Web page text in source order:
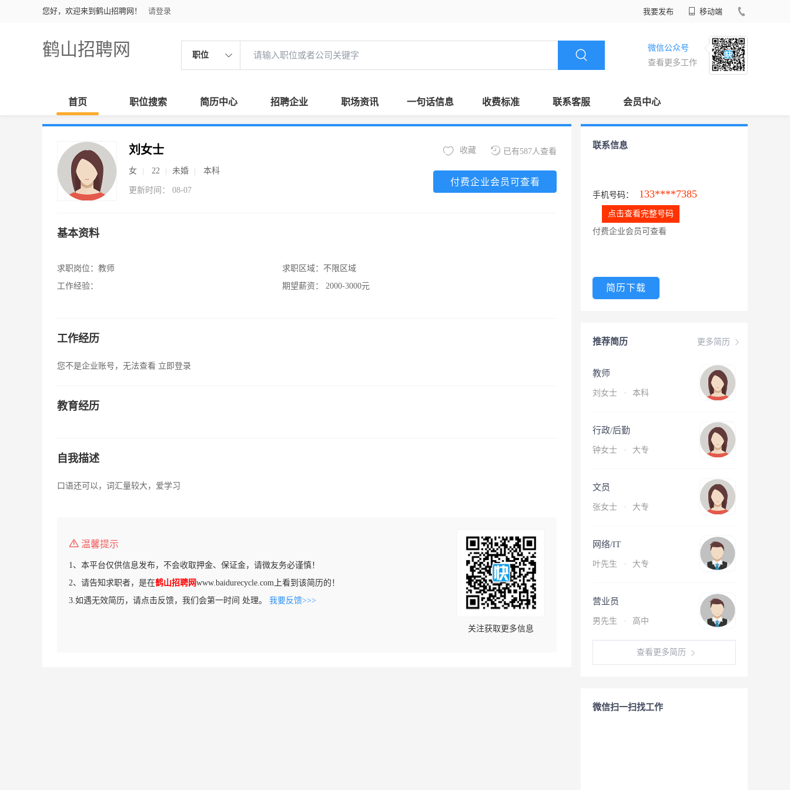
您好，欢迎来到鹤山招聘网！ 请登录 我要发布 移动端
鹤山招聘网 职位
微信公众号
查看更多工作
首页 职位搜索 简历中心 招聘企业 职场资讯 一句话信息 收费标准 联系客服 会员中心
刘女士
女 22 未婚 本科
更新时间： 08-07
已有587人查看
收藏
付费企业会员可查看
基本资料
求职岗位： 教师
工作经验：
求职区域： 不限区域
期望薪资：
2000-3000元
工作经历
您不是企业账号，无法查看 立即登录
教育经历
自我描述
口语还可以，词汇量较大，爱学习
温馨提示
1、本平台仅供信息发布，不会收取押金、保证金，请微友务必谨慎！
2、请告知求职者，是在鹤山招聘网www.baidurecycle.com上看到该简历的！
3.如遇无效简历，请点击反馈，我们会第一时间 处理。 我要反馈>>>
关注获取更多信息
联系信息
手机号码： 133****7385
点击查看完整号码
付费企业会员可查看
简历下载
更多简历
推荐简历
教师
刘女士 · 本科
行政/后勤
钟女士 · 大专
文员
张女士 · 大专
网络/IT
叶先生 · 大专
营业员
男先生 · 高中
查看更多简历
微信扫一扫找工作